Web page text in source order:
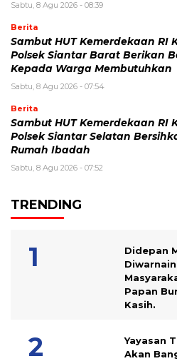
Sabtu, 8 Agu 2026 - 08:39
Berita
Sambut HUT Kemerdekaan RI
Polsek Siantar Barat Berikan
Kepada Warga Membutuhkan
Sabtu, 8 Agu 2026 - 07:54
Berita
Sambut HUT Kemerdekaan RI
Polsek Siantar Selatan
Rumah Ibadah
Sabtu, 8 Agu 2026 - 07:52
TRENDING
Didepan
Papan
Kasih.
Yayasan
Akan